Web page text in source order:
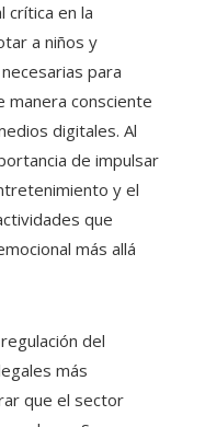
crítica en la
a niños y
para
manera consciente
digitales. Al
de impulsar
y el
que
más allá
del
más
que el sector